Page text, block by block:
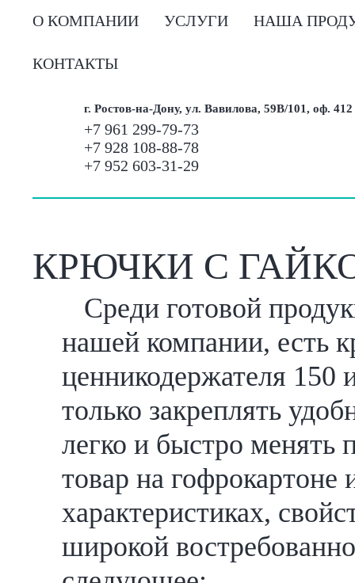
О КОМПАНИИ УСЛУГИ НАША
КОНТАКТЫ
г. Ростов-на-Дону, ул. Вавилова, 59В/101, оф. 412
+7 961 299-79-73
+7 928 108-88-78
+7 952 603-31-29
КРЮЧКИ С
Среди готовой
нашей компании, есть
ценникодержателя 150
только закреплять
легко и быстро менять
товар на гофрокартоне
характеристиках,
широкой